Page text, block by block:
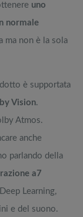
uno
normale
ma non è la sola
è supportata
Vision.
Atmos.
anche
parlando della
a7
Learning,
e del suono.